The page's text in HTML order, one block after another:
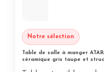
Notre sélection
Table de salle à manger
céramique gris taupe et